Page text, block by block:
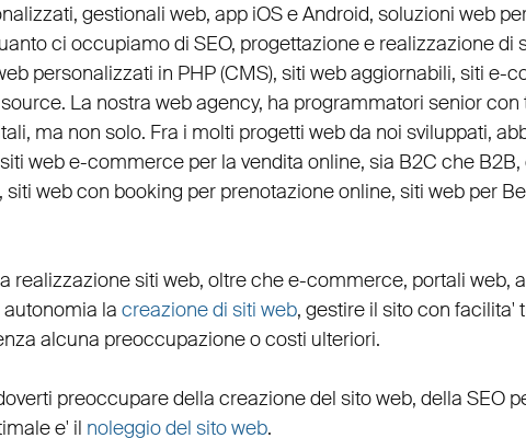
gestionali web, app iOS e Android, soluzioni web
ci occupiamo di SEO, progettazione e realizzazione di
personalizzati in PHP(CMS), siti web aggiornabili, siti e-
La nostra web agency, ha programmatori senior
ma non solo. Fra i molti progetti web da noi sviluppati,
siti web e-commerceper la vendita online, sia B2C che B2B
siti web con booking per prenotazione online, siti web per
realizzazione siti web, oltre chee-commerce, portali web,
la creazione di siti web, gestire il sito con facilita'
alcuna preoccupazione o costi ulteriori.
preoccupare della creazione del sito web, della SEO
e' il noleggio del sito web.